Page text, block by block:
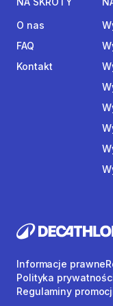
O nas
FAQ
Kontakt
Informacje prawne
Polityka
Regulaminy